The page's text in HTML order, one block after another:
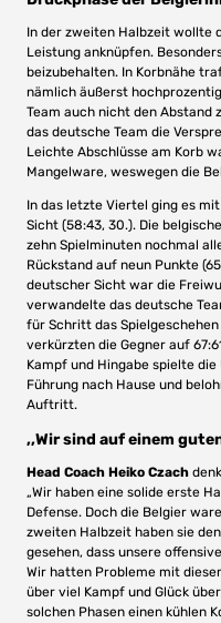
In der zweiten Halbzeit wollte
Leistung anknüpfen.
beizubehalten. In Korbnähe
nämlich äußerst
Team auch nicht den Abstand
das deutsche Team die
Leichte Abschlüsse am Korb
Mangelware, weswegen die
In das letzte Viertel ging es
Sicht (58:43, 30.). Die
zehn Spielminuten nochmal
Rückstand auf neun Punkte
deutscher Sicht war die
verwandelte das deutsche
für Schritt das
verkürzten die Gegner auf
Kampf und Hingabe spielte
Führung nach Hause und
Auftritt.
,,Wir sind auf einem
Head Coach Heiko Czach
„Wir haben eine solide erste
Defense. Doch die Belgier
zweiten Halbzeit haben sie
gesehen, dass unsere
Wir hatten Probleme mit
über viel Kampf und Glück
solchen Phasen einen kühlen